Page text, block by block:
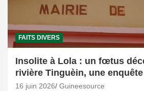
FAITS DIVERS
Insolite à Lola : un fœtus
rivière Tinguèin, une
16 juin 2026 Guineesource